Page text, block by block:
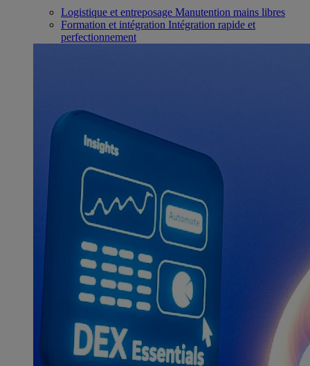
Logistique et entreposage Manutention mains libres
Formation et intégration Intégration rapide et
perfectionnement